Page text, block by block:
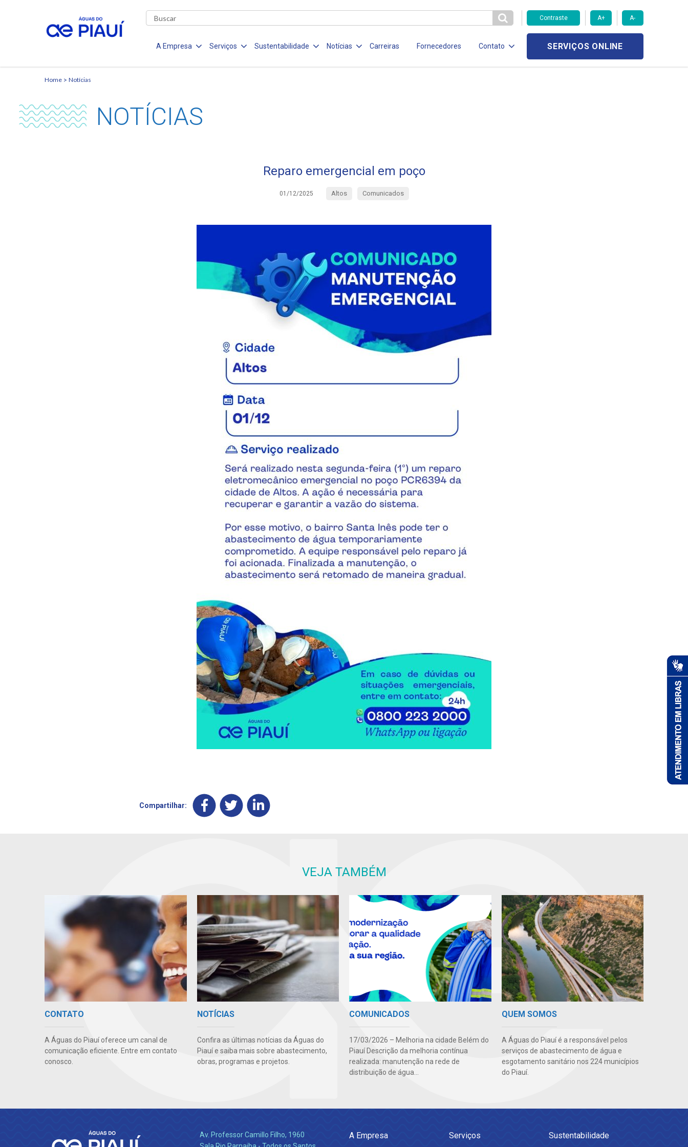
Contraste A+ A-
A Empresa Serviços Sustentabilidade Notícias Carreiras Fornecedores Contato SERVIÇOS ONLINE
Home Notícias
NOTÍCIAS
Reparo emergencial em poço
01/12/2025 Altos Comunicados
Compartilhar:
VEJA TAMBÉM
CONTATO
A Águas do Piauí oferece um canal de
comunicação eficiente. Entre em contato
conosco.
NOTÍCIAS
Confira as últimas notícias da Águas do
Piauí e saiba mais sobre abastecimento,
obras, programas e projetos.
COMUNICADOS
17/03/2026 – Melhoria na cidade Belém do
Piauí Descrição da melhoria contínua
realizada: manutenção na rede de
distribuição de água...
QUEM SOMOS
A Águas do Piauí é a responsável pelos
serviços de abastecimento de água e
esgotamento sanitário nos 224 municípios
do Piauí.
Av. Professor Camillo Filho, 1960
A Empresa Serviços Sustentabilidade